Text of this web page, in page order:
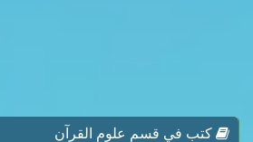
كتب في قسم علوم القرآن